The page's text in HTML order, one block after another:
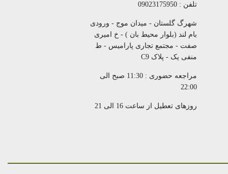
تلفن : 09023175950
شهرگ گلستان - میدان موج - ورودی
بام لند (بلوار محیط بان ) - خ امیری
صفت - مجتمع تجاری پارامیس - ط
منفی یک - پلاک C9
مراجعه حضوری : 11:30 صبح الی
22:00
روزهای تعطیل از ساعت 16 الی 21